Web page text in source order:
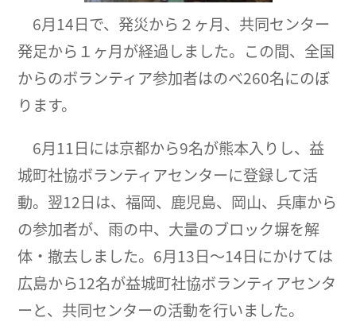
6月14日で、発災から２ヶ月、共同センター
発足から１ヶ月が経過しました。この間、全国
からのボランティア参加者はのべ260名にのぼ
ります。
6月11日には京都から9名が熊本入りし、益
城町社協ボランティアセンターに登録して活
動。翌12日は、福岡、鹿児島、岡山、兵庫から
の参加者が、雨の中、大量のブロック塀を解
体・撤去しました。6月13日～14日にかけては
広島から12名が益城町社協ボランティアセンタ
ーと、共同センターの活動を行いました。